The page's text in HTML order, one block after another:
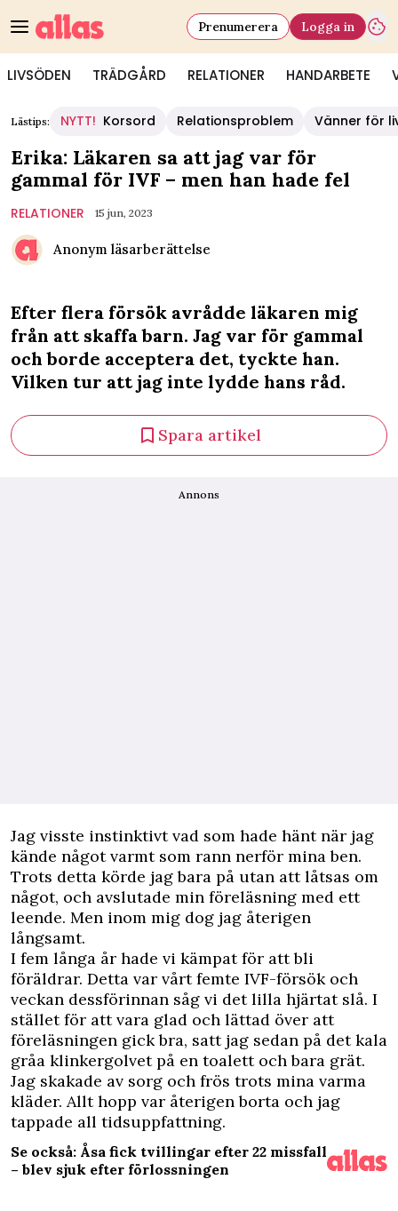
LIVSÖDEN TRÄDGÅRD RELATIONER HANDARBETE
Prenumerera Logga in
Lästips: NYTT! Korsord Relationsproblem Vänner för
Erika: Läkaren sa att jag var för
gammal för IVF – men han hade fel
RELATIONER 15 jun, 2023
Anonym läsarberättelse
Efter flera försök avrådde läkaren mig
från att skaffa barn. Jag var för gammal
och borde acceptera det, tyckte han.
Vilken tur att jag inte lydde hans råd.
Spara artikel
Annons
Jag visste instinktivt vad som hade hänt när jag
kände något varmt som rann nerför mina ben.
Trots detta körde jag bara på utan att låtsas om
något, och avslutade min föreläsning med ett
leende. Men inom mig dog jag återigen
långsamt.
I fem långa år hade vi kämpat för att bli
föräldrar. Detta var vårt femte IVF-försök och
veckan dessförinnan såg vi det lilla hjärtat slå. I
stället för att vara glad och lättad över att
föreläsningen gick bra, satt jag sedan på det kala
gråa klinkergolvet på en toalett och bara grät.
Jag skakade av sorg och frös trots mina varma
kläder. Allt hopp var återigen borta och jag
tappade all tidsuppfattning.
Se också: Åsa fick tvillingar efter 22 missfall
– blev sjuk efter förlossningen